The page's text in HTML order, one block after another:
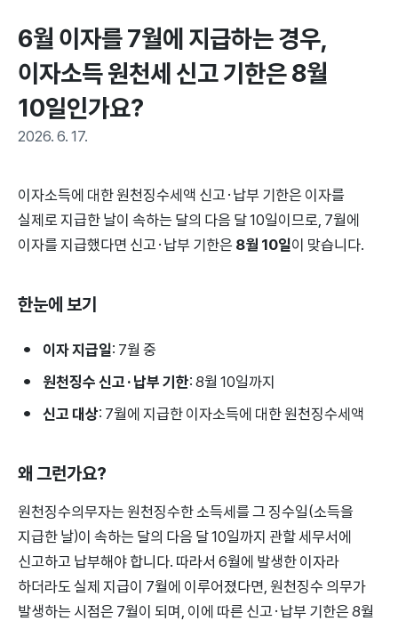
6월 이자를 7월에 지급하는 경우,
이자소득 원천세 신고 기한은 8월
10일인가요?
2026. 6. 17.
이자소득에 대한 원천징수세액 신고·납부 기한은 이자를
실제로 지급한 날이 속하는 달의 다음 달 10일이므로, 7월에
이자를 지급했다면 신고·납부 기한은 8월 10일이 맞습니다.
한눈에 보기
이자 지급일: 7월 중
원천징수 신고·납부 기한: 8월 10일까지
신고 대상: 7월에 지급한 이자소득에 대한 원천징수세액
왜 그런가요?
원천징수의무자는 원천징수한 소득세를 그 징수일(소득을
지급한 날)이 속하는 달의 다음 달 10일까지 관할 세무서에
신고하고 납부해야 합니다. 따라서 6월에 발생한 이자라
하더라도 실제 지급이 7월에 이루어졌다면, 원천징수 의무가
발생하는 시점은 7월이 되며, 이에 따른 신고·납부 기한은 8월